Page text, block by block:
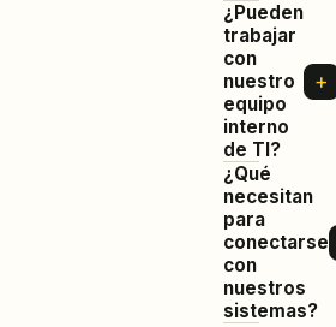
¿Pueden
trabajar
con
nuestro
equipo
interno
de TI?
+
¿Qué
necesitan
para
conectarse
con
nuestros
sistemas?